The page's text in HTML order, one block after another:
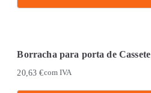
Borracha para porta de Cassete
20,63€com IVA